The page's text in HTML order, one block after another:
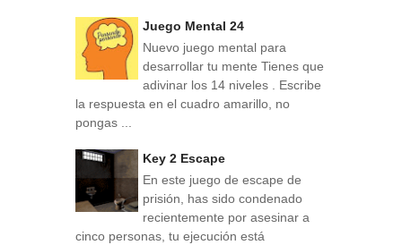
Juego Mental 24
Nuevo juego mental para
desarrollar tu mente Tienes que
adivinar los 14 niveles . Escribe
la respuesta en el cuadro amarillo, no
pongas ...
Key 2 Escape
En este juego de escape de
prisión, has sido condenado
recientemente por asesinar a
cinco personas, tu ejecución está